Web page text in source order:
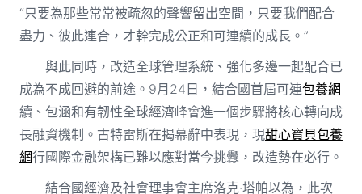
“只要為那些常常被疏忽的聲響留出空間，只要我們配合
盡力、彼此連合，才幹完成公正和可連續的成長。”
與此同時，改造全球管理系統、強化多邊一起配合已
成為不成回避的前途。9月24日，結合國首屆可連包養網
續、包涵和有韌性全球經濟峰會進一個步驟將核心轉向成
長融資機制。古特雷斯在揭幕辭中表現，現甜心寶貝包養
網行國際金融架構已難以應對當今挑釁，改造勢在必行。
結合國經濟及社會理事會主席洛克·塔帕以為，此次